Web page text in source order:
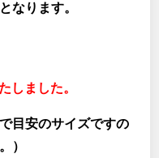
なります。
しました。
目安のサイズですの
）